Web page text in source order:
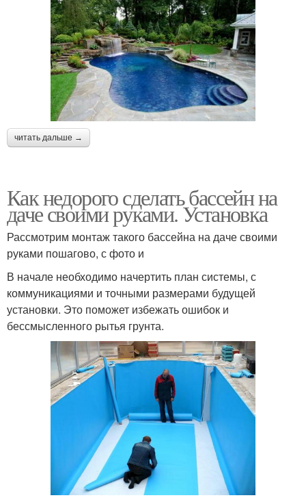
читать дальше →
Как недорого сделать бассейн на
даче своими руками. Установка
Рассмотрим монтаж такого бассейна на даче своими
руками пошагово, с фото и
В начале необходимо начертить план системы, с
коммуникациями и точными размерами будущей
установки. Это поможет избежать ошибок и
бессмысленного рытья грунта.